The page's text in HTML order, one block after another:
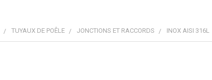
TUYAUX DE POÊLE JONCTIONS ET RACCORDS INOX AISI 316L